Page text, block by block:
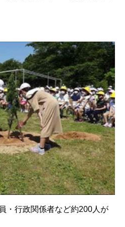
・行政関係者など約200人が